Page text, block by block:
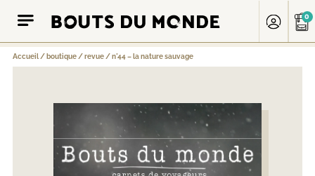
0
Accueil / boutique /revue /n°44 – la nature sauvage